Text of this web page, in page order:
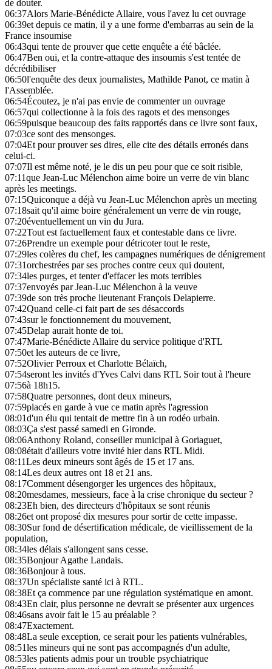
de douter.
06:37Alors Marie-Bénédicte Allaire, vous l'avez lu cet ouvrage
06:39et depuis ce matin, il y a une forme d'embarras au sein de la
France insoumise
06:43qui tente de prouver que cette enquête a été bâclée.
06:47Ben oui, et la contre-attaque des insoumis s'est tentée de
décrédibiliser
06:50l'enquête des deux journalistes, Mathilde Panot, ce matin à
l'Assemblée.
06:54Écoutez, je n'ai pas envie de commenter un ouvrage
06:57qui collectionne à la fois des ragots et des mensonges
06:59puisque beaucoup des faits rapportés dans ce livre sont faux,
07:03ce sont des mensonges.
07:04Et pour prouver ses dires, elle cite des détails erronés dans
celui-ci.
07:07Il est même noté, je le dis un peu pour que ce soit risible,
07:11que Jean-Luc Mélenchon aime boire un verre de vin blanc
après les meetings.
07:15Quiconque a déjà vu Jean-Luc Mélenchon après un meeting
07:18sait qu'il aime boire généralement un verre de vin rouge,
07:20éventuellement un vin du Jura.
07:22Tout est factuellement faux et contestable dans ce livre.
07:26Prendre un exemple pour détricoter tout le reste,
07:29les colères du chef, les campagnes numériques de dénigrement
07:31orchestrées par ses proches contre ceux qui doutent,
07:34les purges, et tenter d'effacer les mots terribles
07:37envoyés par Jean-Luc Mélenchon à la veuve
07:39de son très proche lieutenant François Delapierre.
07:42Quand celle-ci fait part de ses désaccords
07:43sur le fonctionnement du mouvement,
07:45Delap aurait honte de toi.
07:47Marie-Bénédicte Allaire du service politique d'RTL
07:50et les auteurs de ce livre,
07:52Olivier Perroux et Charlotte Bélaïch,
07:54seront les invités d'Yves Calvi dans RTL Soir tout à l'heure
07:56à 18h15.
07:58Quatre personnes, dont deux mineurs,
07:59placés en garde à vue ce matin après l'agression
08:01d'un élu qui tentait de mettre fin à un rodéo urbain.
08:03Ça s'est passé samedi en Gironde.
08:06Anthony Roland, conseiller municipal à Goriaguet,
08:08était d'ailleurs votre invité hier dans RTL Midi.
08:11Les deux mineurs sont âgés de 15 et 17 ans.
08:14Les deux autres ont 18 et 21 ans.
08:17Comment désengorger les urgences des hôpitaux,
08:20mesdames, messieurs, face à la crise chronique du secteur ?
08:23Eh bien, des directeurs d'hôpitaux se sont réunis
08:26et ont proposé dix mesures pour sortir de cette impasse.
08:30Sur fond de désertification médicale, de vieillissement de la
population,
08:34les délais s'allongent sans cesse.
08:35Bonjour Agathe Landais.
08:36Bonjour à tous.
08:37Un spécialiste santé ici à RTL.
08:38Et ça commence par une régulation systématique en amont.
08:43En clair, plus personne ne devrait se présenter aux urgences
08:46sans avoir fait le 15 au préalable ?
08:47Exactement.
08:48La seule exception, ce serait pour les patients vulnérables,
08:51les mineurs qui ne sont pas accompagnés d'un adulte,
08:53les patients admis pour un trouble psychiatrique